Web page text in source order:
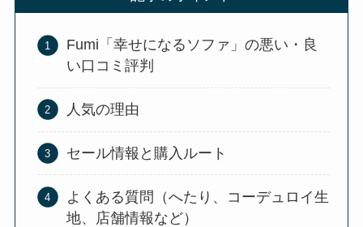
Fumi「幸せになるソファ」の悪い・良
い口コミ評判
人気の理由
セール情報と購入ルート
よくある質問（へたり、コーデュロイ生
地、店舗情報など）